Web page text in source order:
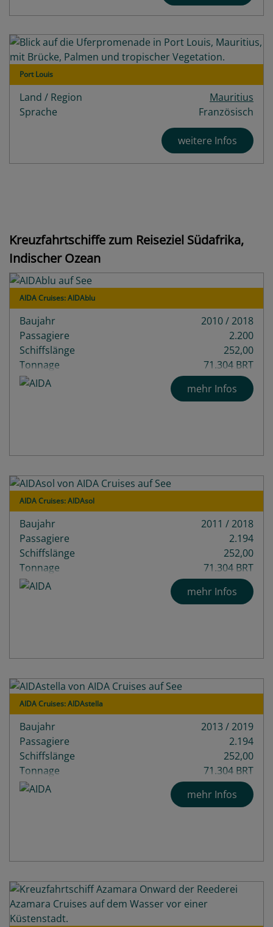
Port Louis
Land / Region
Mauritius
Sprache
Französisch
weitere Infos
Kreuzfahrtschiffe zum Reiseziel Südafrika,
Indischer Ozean
AIDA Cruises: AIDAblu
Baujahr
2010 / 2018
Passagiere
2.200
Schiffslänge
252,00
Tonnage
71.304 BRT
Decks
14
mehr Infos
AIDA Cruises: AIDAsol
Baujahr
2011 / 2018
Passagiere
2.194
Schiffslänge
252,00
Tonnage
71.304 BRT
Decks
14
mehr Infos
AIDA Cruises: AIDAstella
Baujahr
2013 / 2019
Passagiere
2.194
Schiffslänge
252,00
Tonnage
71.304 BRT
Decks
14
mehr Infos